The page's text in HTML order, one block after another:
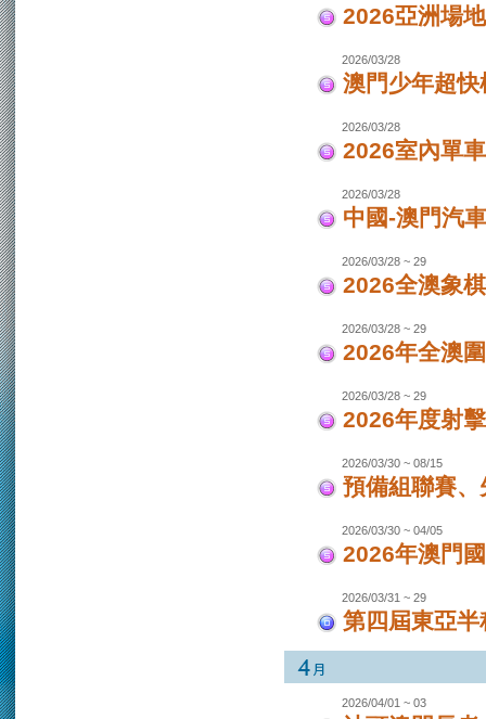
2026亞洲場
2026/03/28
澳門少年超快
2026/03/28
2026室內單
2026/03/28
中國-澳門汽
2026/03/28 ~ 29
2026全澳象
2026/03/28 ~ 29
2026年全澳
2026/03/28 ~ 29
2026年度射
2026/03/30 ~ 08/15
預備組聯賽
2026/03/30 ~ 04/05
2026年澳門
2026/03/31 ~ 29
第四屆東亞
2026/04/01 ~ 03